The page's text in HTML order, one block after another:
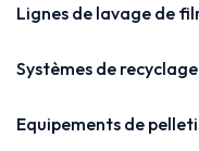
Lignes de lavage de
Systèmes de
Equipements de